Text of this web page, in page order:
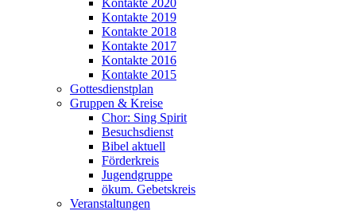
Kontakte 2019
Kontakte 2018
Kontakte 2017
Kontakte 2016
Kontakte 2015
Gottesdienstplan
Gruppen & Kreise
Chor: Sing Spirit
Besuchsdienst
Bibel aktuell
Förderkreis
Jugendgruppe
ökum. Gebetskreis
Veranstaltungen